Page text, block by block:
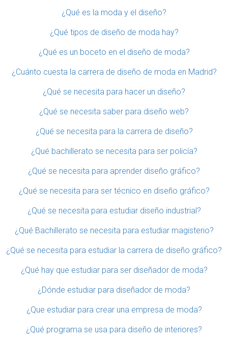
¿Qué es la moda y el diseño?
¿Qué tipos de diseño de moda hay?
¿Qué es un boceto en el diseño de moda?
¿Cuánto cuesta la carrera de diseño de moda en Madrid?
¿Qué se necesita para hacer un diseño?
¿Qué se necesita saber para diseño web?
¿Qué se necesita para la carrera de diseño?
¿Qué bachillerato se necesita para ser policía?
¿Qué se necesita para aprender diseño gráfico?
¿Qué se necesita para ser técnico en diseño gráfico?
¿Qué se necesita para estudiar diseño industrial?
¿Qué Bachillerato se necesita para estudiar magisterio?
¿Qué se necesita para estudiar la carrera de diseño gráfico?
¿Qué hay que estudiar para ser diseñador de moda?
¿Dónde estudiar para diseñador de moda?
¿Que estudiar para crear una empresa de moda?
¿Qué programa se usa para diseño de interiores?